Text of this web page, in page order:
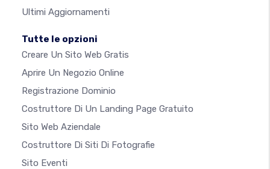
Ultimi Aggiornamenti
Tutte le opzioni
Creare Un Sito Web Gratis
Aprire Un Negozio Online
Registrazione Dominio
Costruttore Di Un Landing Page Gratuito
Sito Web Aziendale
Costruttore Di Siti Di Fotografie
Sito Eventi